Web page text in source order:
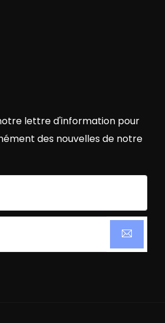
lettre d'information pour
des nouvelles de notre